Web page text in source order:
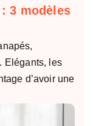
3 modèles
Elégants, les
d’avoir une